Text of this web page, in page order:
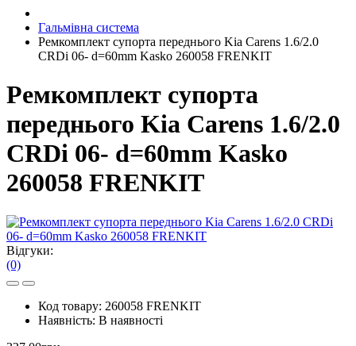
Гальмівна система
Ремкомплект супорта переднього Kia Carens 1.6/2.0
CRDi 06- d=60mm Kasko 260058 FRENKIT
Ремкомплект супорта
переднього Kia Carens 1.6/2.0
CRDi 06- d=60mm Kasko
260058 FRENKIT
Відгуки:
(0)
Код товару: 260058 FRENKIT
Наявність: В наявності